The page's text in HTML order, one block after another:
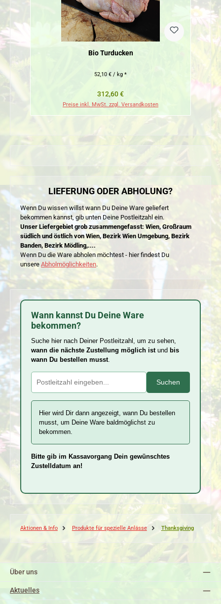
Bio Turducken
52,10 € / kg *
Regulärer Preis:
312,60 €
Preise inkl. MwSt. zzgl. Versandkosten
LIEFERUNG ODER ABHOLUNG?
Wenn Du wissen willst wann Du Deine Ware geliefert
bekommen kannst, gib unten Deine Postleitzahl ein.
Unser Liefergebiet grob zusammengefasst: Wien, Großraum
südlich und östlich von Wien, Bezirk Wien Umgebung, Bezirk
Banden, Bezirk Mödling,....
Wenn Du die Ware abholen möchtest - hier findest Du
unsere Abholmöglichkeiten.
Wann kannst Du Deine Ware
bekommen?
Suche hier nach Deiner Postleitzahl, um zu sehen,
wann die nächste Zustellung möglich ist und bis
wann Du bestellen musst
Suchen
Hier wird Dir dann angezeigt, wann Du bestellen
musst, um Deine Ware baldmöglichst zu
bekommen.
Bitte gib im Kassavorgang Dein gewünschtes
Zustelldatum an!
Aktionen & Info Produkte für spezielle Anlässe Thanksgiving
Über uns
Aktuelles